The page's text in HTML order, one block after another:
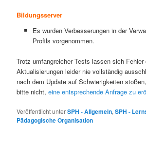
Bildungsserver
Es wurden Verbesserungen in der
Profils vorgenommen.
Trotz umfangreicher Tests lassen sich Fehler
Aktualisierungen leider nie vollständig
nach dem Update auf Schwierigkeiten
bitte nicht,eine entsprechende Anfrage zu
Veröffentlicht unterSPH - Allgemein,SPH -
Pädagogische Organisation